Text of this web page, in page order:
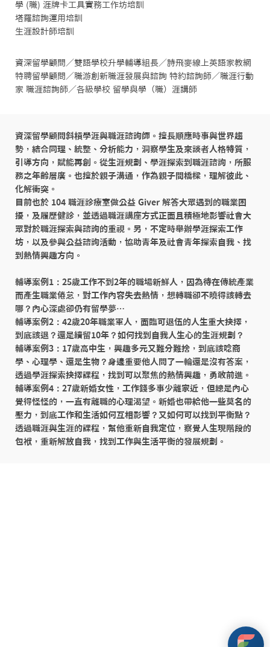
學 (職) 涯牌卡工具實務工作坊培訓
塔羅諮詢運用培訓
生涯設計師培訓
資深留學顧問／雙語學校升學輔導組長／詩飛麥線上英語家教網
特聘留學顧問／職游創新職涯發展與諮詢 特約諮詢師／職涯行動
家 職涯諮詢師／各級學校 留學與學（職）涯講師
資深留學顧問斜槓學涯與職涯諮詢師。擅長順應時事與世界趨
勢，結合同理、統整、分析能力，洞察學生及來談者人格特質，
引導方向，賦能再創。從生涯規劃、學涯探索到職涯諮詢，所服
務之年齡層廣。也擅於親子溝通，作為親子間橋樑，理解彼此、
化解衝突。
目前也於 104 職涯診療室做公益 Giver 解答大眾遇到的職業困
擾，及履歷健診，並透過職涯講座方式正面且積極地影響社會大
眾對於職涯探索與諮詢的重視。另，不定時舉辦學涯探索工作
坊，以及參與公益諮詢活動，協助青年及社會青年探索自我、找
到熱情興趣方向。
輔導案例1：25歲工作不到2年的職場新鮮人，因為待在傳統產業
而產生職業倦怠，對工作內容失去熱情，想轉職卻不曉得該轉去
哪？內心深處卻仍有留學夢…
輔導案例2：42歲20年職業軍人，面臨可退伍的人生重大抉擇，
到底該退？還是續留10年？如何找到自我人生心的生涯規劃？
輔導案例3：17歲高中生，興趣多元又難分難捨，到底該唸商
學、心理學、還是生物？身邊重要他人問了一輪還是沒有答案，
透過學涯探索抉擇課程，找到可以聚焦的熱情興趣，勇敢前進。
輔導案例4：27歲新婚女性，工作錢多事少離家近，但總是內心
覺得怪怪的，一直有離職的心理渴望。新婚也帶給他一些莫名的
壓力，到底工作和生活如何互相影響？又如何可以找到平衡點？
透過職涯與生涯的課程，幫他重新自我定位，察覺人生現階段的
包袱，重新解放自我，找到工作與生活平衡的發展規劃。